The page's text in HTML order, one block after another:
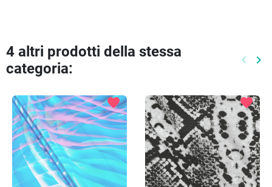
4 altri prodotti della stessa
categoria:
keyboard_arrow_left keyboard_arrow_right
favorite favorite